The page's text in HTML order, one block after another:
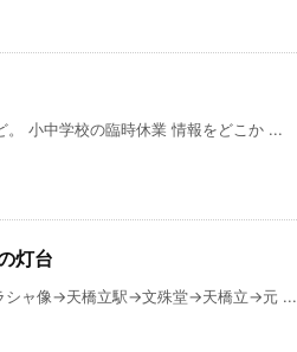
小中学校の臨時休業 情報をどこか ...
灯台
シャ像→天橋立駅→文殊堂→天橋立→元 ...